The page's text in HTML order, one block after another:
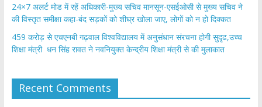
24×7 अलर्ट मोड में रहें अधिकारी-मुख्य सचिव मानसून-एसईओसी से मुख्य सचिव ने
की विस्तृत समीक्षा कहा-बंद सड़कों को शीघ्र खोला जाए, लोगों को न हो दिक्कत
459 करोड़ से एचएनबी गढ़वाल विश्वविद्यालय में अनुसंधान संरचना होगी सुदृढ,उच्च
शिक्षा मंत्री धन सिंह रावत ने नवनियुक्त केन्द्रीय शिक्षा मंत्री से की मुलाकात
Recent Comments